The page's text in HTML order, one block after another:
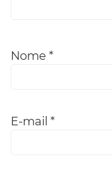
Nome *
E-mail *